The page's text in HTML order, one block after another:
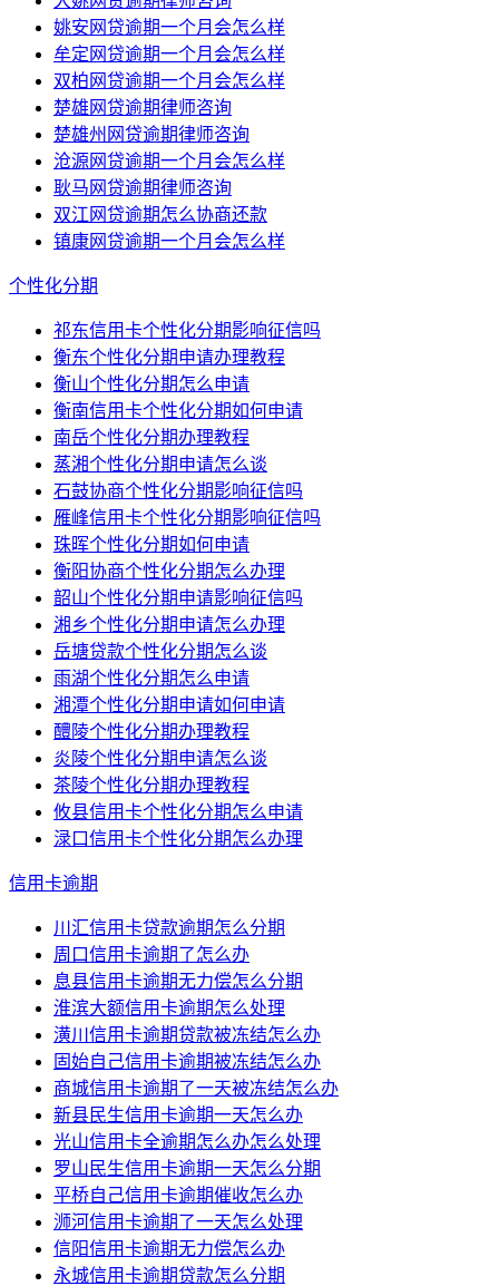
姚安网贷逾期一个月会怎么样
牟定网贷逾期一个月会怎么样
双柏网贷逾期一个月会怎么样
楚雄网贷逾期律师咨询
楚雄州网贷逾期律师咨询
沧源网贷逾期一个月会怎么样
耿马网贷逾期律师咨询
双江网贷逾期怎么协商还款
镇康网贷逾期一个月会怎么样
个性化分期
祁东信用卡个性化分期影响征信吗
衡东个性化分期申请办理教程
衡山个性化分期怎么申请
衡南信用卡个性化分期如何申请
南岳个性化分期办理教程
蒸湘个性化分期申请怎么谈
石鼓协商个性化分期影响征信吗
雁峰信用卡个性化分期影响征信吗
珠晖个性化分期如何申请
衡阳协商个性化分期怎么办理
韶山个性化分期申请影响征信吗
湘乡个性化分期申请怎么办理
岳塘贷款个性化分期怎么谈
雨湖个性化分期怎么申请
湘潭个性化分期申请如何申请
醴陵个性化分期办理教程
炎陵个性化分期申请怎么谈
茶陵个性化分期办理教程
攸县信用卡个性化分期怎么申请
渌口信用卡个性化分期怎么办理
信用卡逾期
川汇信用卡贷款逾期怎么分期
周口信用卡逾期了怎么办
息县信用卡逾期无力偿怎么分期
淮滨大额信用卡逾期怎么处理
潢川信用卡逾期贷款被冻结怎么办
固始自己信用卡逾期被冻结怎么办
商城信用卡逾期了一天被冻结怎么办
新县民生信用卡逾期一天怎么办
光山信用卡全逾期怎么办怎么处理
罗山民生信用卡逾期一天怎么分期
平桥自己信用卡逾期催收怎么办
浉河信用卡逾期了一天怎么处理
信阳信用卡逾期无力偿怎么办
永城信用卡逾期贷款怎么分期